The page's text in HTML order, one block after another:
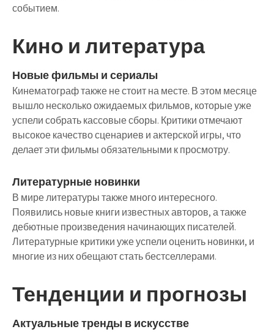
событием.
Кино и литература
Новые фильмы и сериалы
Кинематограф также не стоит на месте. В этом месяце
вышло несколько ожидаемых фильмов, которые уже
успели собрать кассовые сборы. Критики отмечают
высокое качество сценариев и актерской игры, что
делает эти фильмы обязательными к просмотру.
Литературные новинки
В мире литературы также много интересного.
Появились новые книги известных авторов, а также
дебютные произведения начинающих писателей.
Литературные критики уже успели оценить новинки, и
многие из них обещают стать бестселлерами.
Тенденции и прогнозы
Актуальные тренды в искусстве